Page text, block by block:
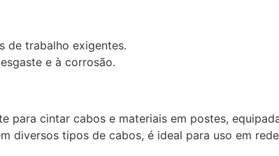
de trabalho exigentes.
e à corrosão.
para cintar cabos e materiais em postes,
diversos tipos de cabos, é ideal para uso em